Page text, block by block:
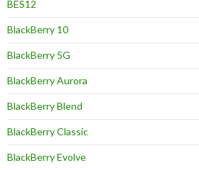
BES12
BlackBerry 10
BlackBerry 5G
BlackBerry Aurora
BlackBerry Blend
BlackBerry Classic
BlackBerry Evolve